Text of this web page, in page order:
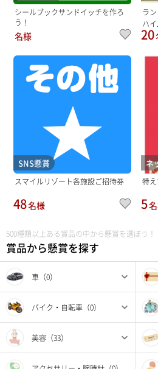
500種類以上ある賞品の中から懸賞を選ぼう！
賞品から懸賞を探す
車（0）
バイク・自転車（0）
美容（33）
シールブックサンドイッチを作ろ
う！
名様
ラ
ハイ
20
SNS懸賞
スマイルリゾート各施設ご招待券
48名様
ネ
特
5